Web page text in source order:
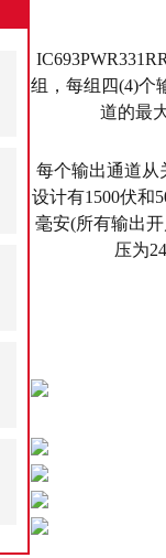
组，每组四(4)个
道的最
每个输出通道从
设计有1500伏和
毫安(所有输出
压为